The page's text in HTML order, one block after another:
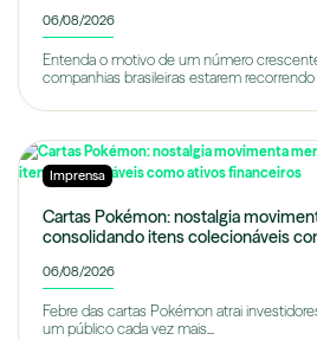
06/08/2026
Entenda o motivo de um número
companhias brasileiras estarem recorrendo
Imprensa
Cartas Pokémon: nostalgia
consolidando itens colecionáveis
06/08/2026
Febre das cartas Pokémon atrai
um público cada vez mais...